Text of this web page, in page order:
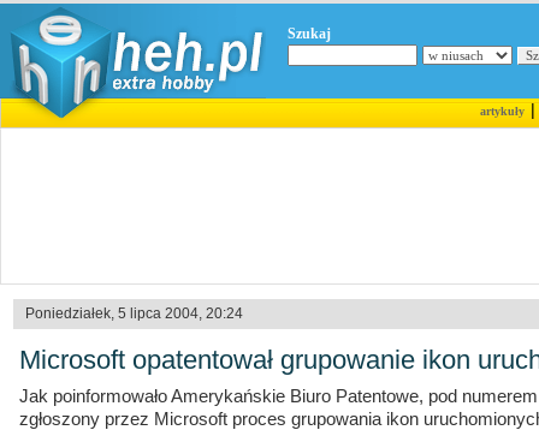
Szukaj
artykuły|
Poniedziałek, 5 lipca 2004, 20:24
Microsoft opatentował grupowanie ikon
Jak poinformowało Amerykańskie Biuro Patentowe, pod
zgłoszony przez Microsoft proces grupowania ikon